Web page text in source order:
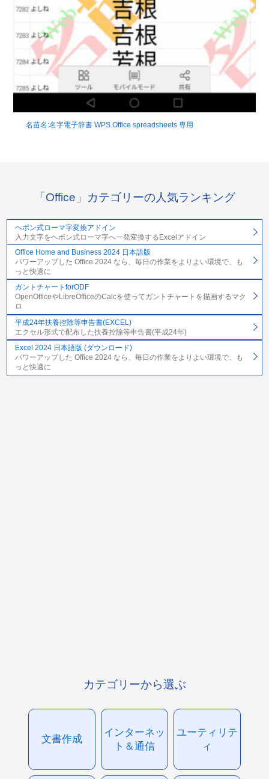
名苗名:名字電子辞書 WPS Office spreadsheets 専用
「Office」カテゴリーの人気ランキング
ヘボン式ローマ字変換アドイン
入力文字をヘボン式ローマ字へ一発変換するExcelアドイン
Office Home and Business 2024 日本語版
パワーアップした Office 2024 なら、毎日の作業をよりよい環境で、も
っと快適に
ガントチャートforODF
OpenOfficeやLibreOfficeのCalcを使ってガントチャートを描画するマク
ロ
平成24年扶養控除等申告書(EXCEL)
エクセル形式で配布した扶養控除等申告書(平成24年)
Excel 2024 日本語版 (ダウンロード)
パワーアップした Office 2024 なら、毎日の作業をよりよい環境で、も
っと快適に
カテゴリーから選ぶ
文書作成
インターネッ
ト＆通信
ユーティリテ
ィ